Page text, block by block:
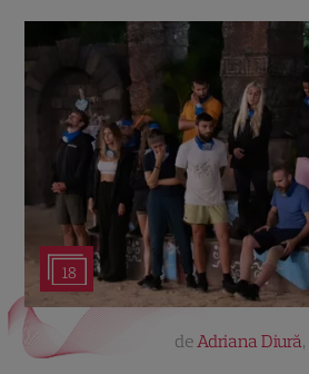
18
deAdriana Diură,